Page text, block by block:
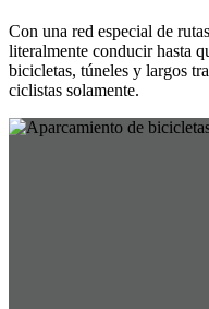
Con una red especial de
literalmente conducir hasta
bicicletas, túneles y largos
ciclistas solamente.